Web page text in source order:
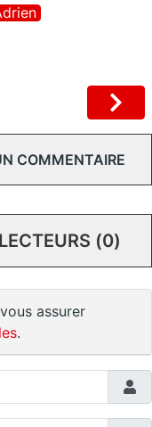
COMMENTAIRE
(0)
assurer
.